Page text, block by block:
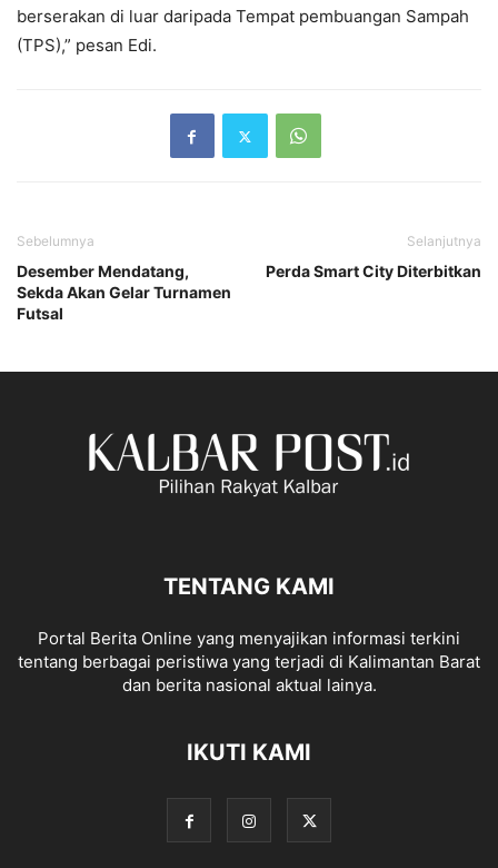
berserakan di luar daripada Tempat pembuangan Sampah
(TPS),” pesan Edi.
Sebelumnya
Desember Mendatang,
Sekda Akan Gelar Turnamen
Futsal
Selanjutnya
Perda Smart City Diterbitkan
TENTANG KAMI
Portal Berita Online yang menyajikan informasi terkini
tentang berbagai peristiwa yang terjadi di Kalimantan Barat
dan berita nasional aktual lainya.
IKUTI KAMI